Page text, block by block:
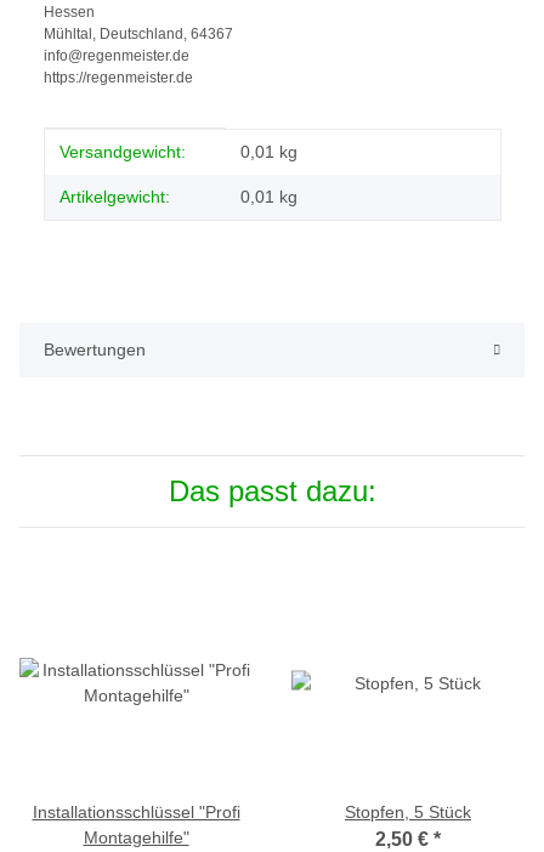
Hessen
Mühltal, Deutschland, 64367
info@regenmeister.de
https://regenmeister.de
Produkteigenschaft
Wert
Versandgewicht: 0,01 kg
Artikelgewicht: 0,01 kg
Bewertungen
Das passt dazu:
Installationsschlüssel "Profi
Montagehilfe"
Stopfen, 5 Stück
2,50 € *